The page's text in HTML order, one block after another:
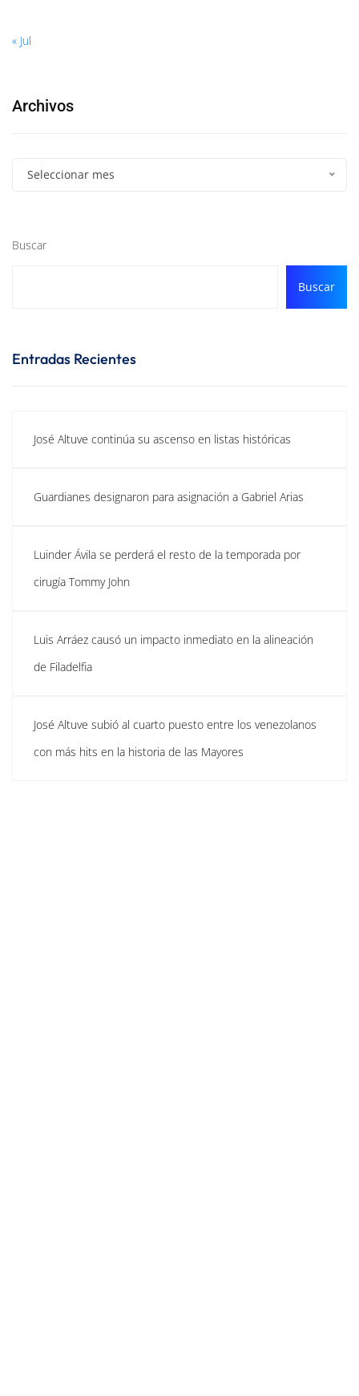
« Jul
Archivos
Seleccionar mes
Buscar
Buscar
Entradas Recientes
José Altuve continúa su ascenso en listas históricas
Guardianes designaron para asignación a Gabriel Arias
Luinder Ávila se perderá el resto de la temporada por
cirugía Tommy John
Luis Arráez causó un impacto inmediato en la alineación
de Filadelfia
José Altuve subió al cuarto puesto entre los venezolanos
con más hits en la historia de las Mayores